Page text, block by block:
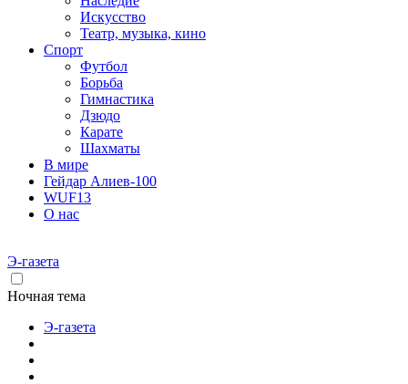
Искусство
Театр, музыка, кино
Спорт
Футбол
Борьба
Гимнастика
Дзюдо
Карате
Шахматы
В мире
Гейдар Алиев-100
WUF13
О нас
Э-газета
Ночная тема
Э-газета